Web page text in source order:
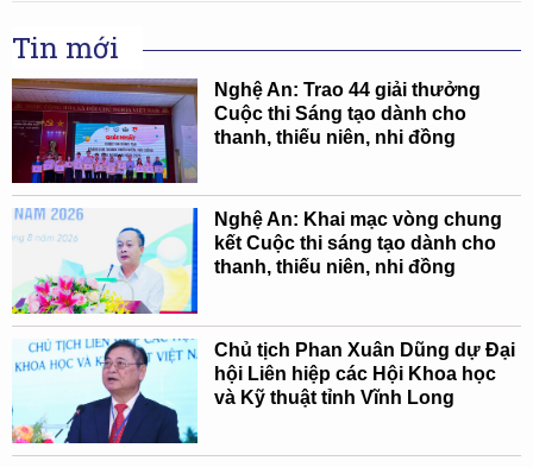
Tin mới
Nghệ An: Trao 44 giải thưởng
Cuộc thi Sáng tạo dành cho
thanh, thiếu niên, nhi đồng
Nghệ An: Khai mạc vòng chung
kết Cuộc thi sáng tạo dành cho
thanh, thiếu niên, nhi đồng
Chủ tịch Phan Xuân Dũng dự Đại
hội Liên hiệp các Hội Khoa học
và Kỹ thuật tỉnh Vĩnh Long